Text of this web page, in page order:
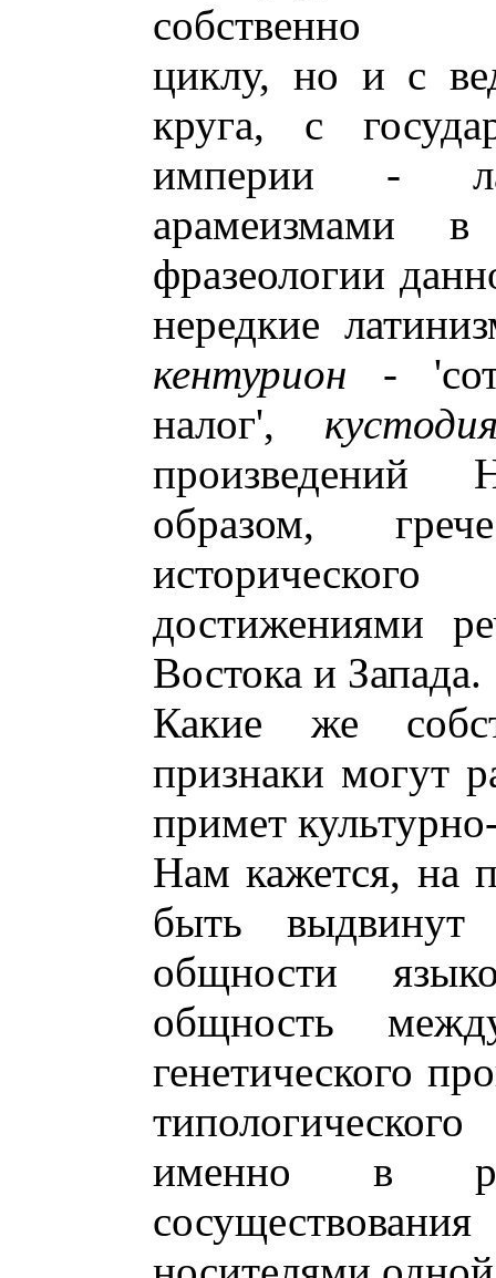
собственно
циклу, но и с
круга, с
империи -
арамеизмами
фразеологии
нередкие
кентурион -
налог',
произведений
образом,
достижениями
Востока и Запада.
Какие же
признаки могут
примет
Нам кажется, на
быть выдвинут
общности
общность
генетического
именно в